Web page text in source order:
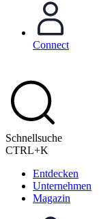
Connect
Schnellsuche
CTRL+K
Entdecken
Unternehmen
Magazin